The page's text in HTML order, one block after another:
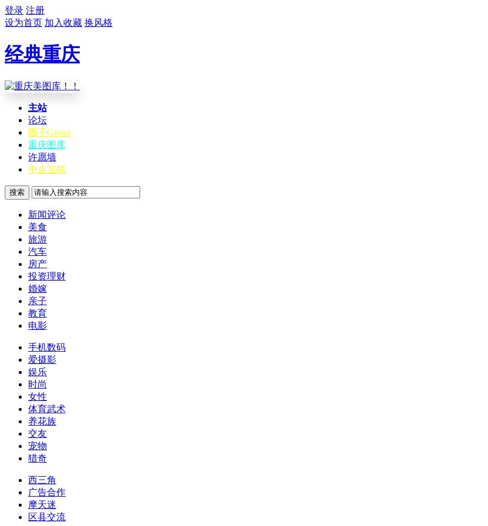
登录 注册
设为首页 加入收藏 换风格
经典重庆
主站
论坛
圈子Group
重庆图库
许愿墙
中企互联
搜索
新闻评论
美食
旅游
汽车
房产
投资理财
婚嫁
亲子
教育
电影
手机数码
爱摄影
娱乐
时尚
女性
体育武术
养花族
交友
宠物
猎奇
西三角
广告合作
摩天迷
区县交流